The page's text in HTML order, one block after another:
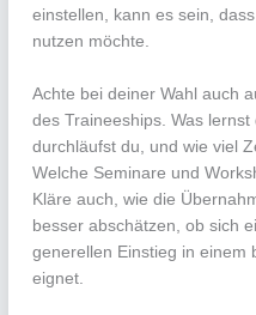
einstellen, kann es sein,
nutzen möchte.
Achte bei deiner Wahl auch
des Traineeships. Was
durchläufst du, und wie viel
Welche Seminare und
Kläre auch, wie die
besser abschätzen, ob sich
generellen Einstieg in einem
eignet.